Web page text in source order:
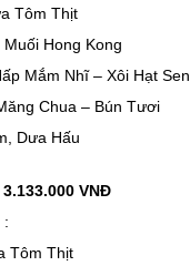
Tôm Thịt
Hong Kong
Mắm Nhĩ – Xôi Hạt Sen
Chua – Bún Tươi
Dưa Hấu
VNĐ
:
Tôm Thịt